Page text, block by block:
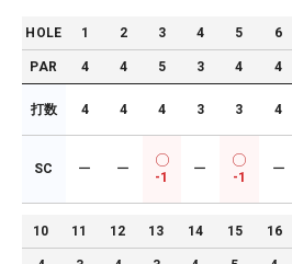
HOLE 1 2 3 4 5 6
PAR 4 4 5 3 4 4
打数 4 4 4 3 3 4
SC ー ー
-1
ー
-1
ー
10 11 12 13 14 15 16